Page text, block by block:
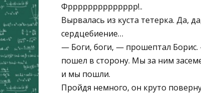
Фрррррррррррррр!..
Вырвалась из куста тетерка. Да,
сердцебиение…
— Боги, боги, — прошептал
пошел в сторону. Мы за ним
и мы пошли.
Пройдя немного, он круто